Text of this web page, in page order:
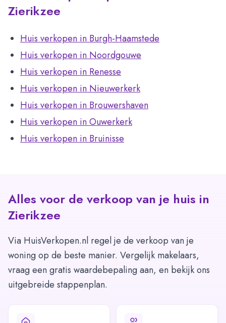
Zierikzee
Huis verkopen in Burgh-Haamstede
Huis verkopen in Noordgouwe
Huis verkopen in Renesse
Huis verkopen in Nieuwerkerk
Huis verkopen in Brouwershaven
Huis verkopen in Ouwerkerk
Huis verkopen in Bruinisse
Alles voor de verkoop van je huis in
Zierikzee
Via HuisVerkopen.nl regel je de verkoop van je
woning op de beste manier. Vergelijk makelaars,
vraag een gratis waardebepaling aan, en bekijk ons
uitgebreide stappenplan.